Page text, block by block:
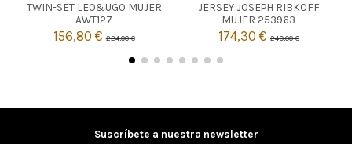
TWIN-SET LEO&UGO MUJER
AWT127
156,80 €224,00 €
2

JERSEY JOSEPH RIBKOFF
MUJER 253963
174,30 € 249,00 €
 Agotado
Suscríbete a nuestra newsletter